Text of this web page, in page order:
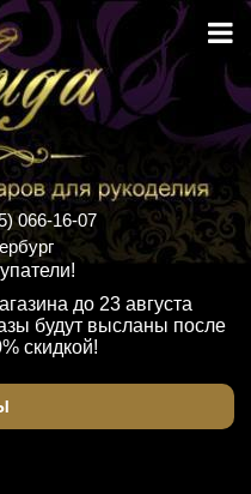
066-16-07
до 23 августа
будут высланы после
скидкой!